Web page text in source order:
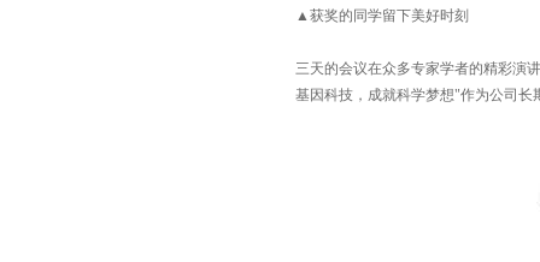
▲获奖的同学留下美好时刻
三天的会议在众多专家学者的精彩演
基因科技，成就科学梦想"作为公司长